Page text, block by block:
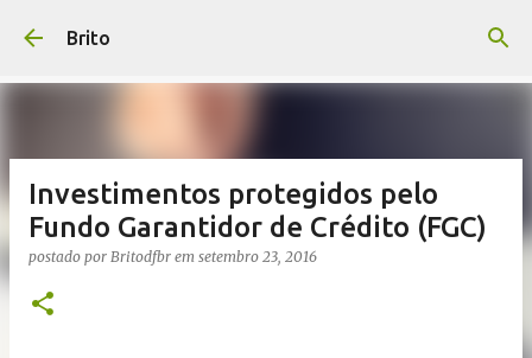
Brito
Investimentos protegidos pelo
Fundo Garantidor de Crédito (FGC)
postado por Britodfbr em setembro 23, 2016